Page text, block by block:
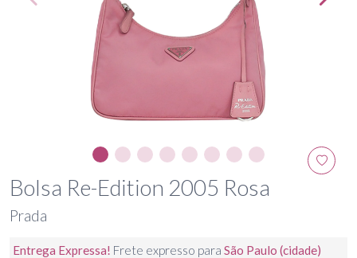
Bolsa Re-Edition 2005 Rosa
Prada
Entrega Expressa! Frete expresso para São Paulo (cidade)